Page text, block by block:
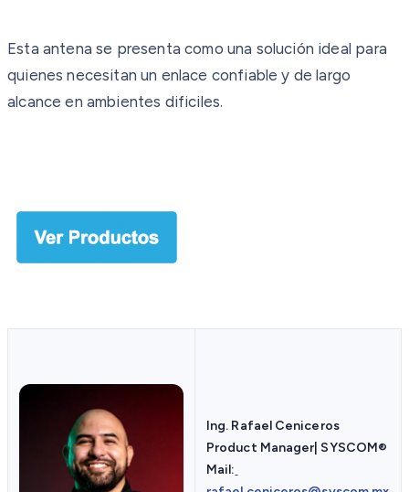
Esta antena se presenta como una solución ideal para
quienes necesitan un enlace confiable y de largo
alcance en ambientes dificiles.
Ing. Rafael Ceniceros
Product Manager| SYSCOM®
Mail: